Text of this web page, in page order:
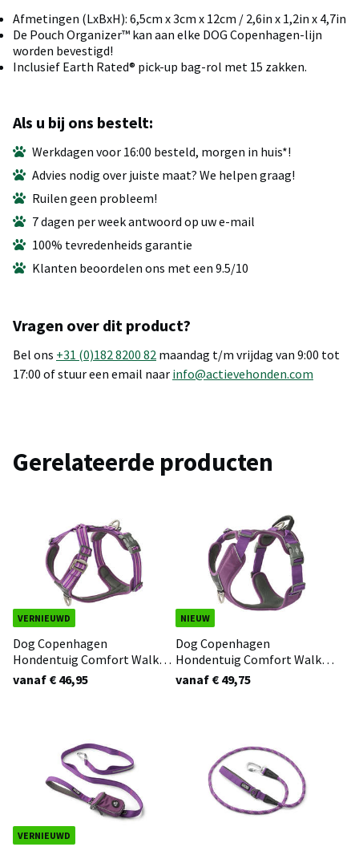
Afmetingen (LxBxH): 6,5cm x 3cm x 12cm / 2,6in x 1,2in x 4,7in
De Pouch Organizer™ kan aan elke DOG Copenhagen-lijn
worden bevestigd!
Inclusief Earth Rated® pick-up bag-rol met 15 zakken.
Als u bij ons bestelt:
Werkdagen voor 16:00 besteld, morgen in huis*!
Advies nodig over juiste maat? We helpen graag!
Ruilen geen probleem!
7 dagen per week antwoord op uw e-mail
100% tevredenheids garantie
Klanten beoordelen ons met een 9.5/10
Vragen over dit product?
Bel ons +31 (0)182 8200 82 maandag t/m vrijdag van 9:00 tot
17:00 of stuur een email naar info@actievehonden.com
Gerelateerde producten
VERNIEUWD
Dog Copenhagen
Hondentuig Comfort Walk
Air Paars 3.0
vanaf € 46,95
NIEUW
Dog Copenhagen
Hondentuig Comfort Walk
Pro Paars 3.0
vanaf € 49,75
VERNIEUWD